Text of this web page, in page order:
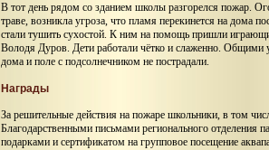
В тот день рядом со зданием школы разгорелся пожар.
траве, возникла угроза, что пламя перекинется на дома
стали тушить сухостой. К ним на помощь пришли
Володя Дуров. Дети работали чётко и слаженно. Общими
дома и поле с подсолнечником не пострадали.
Награды
За решительные действия на пожаре школьники, в том
Благодарственными письмами регионального отделения
подарками и сертификатом на групповое посещение